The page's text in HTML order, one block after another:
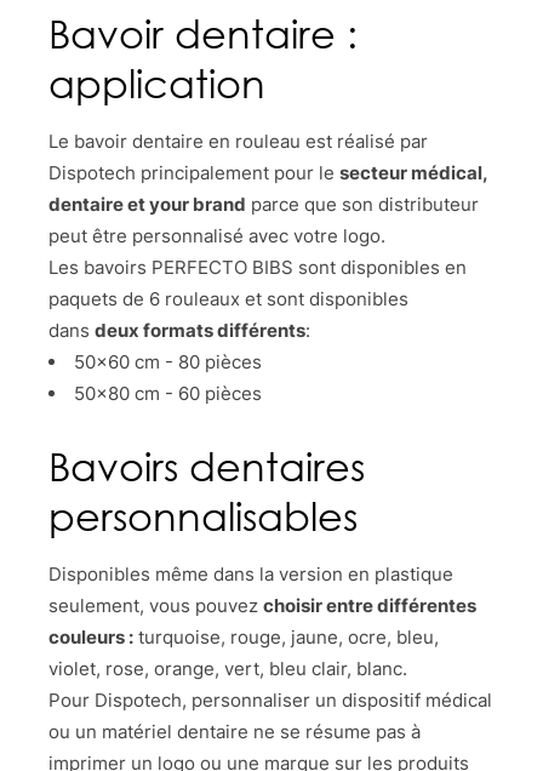
Bavoir dentaire :
application
Le bavoir dentaire en rouleau est réalisé par
Dispotech principalement pour le secteur médical,
dentaire etyour brand parce que son distributeur
peut être personnalisé avec votre logo.
Les bavoirs PERFECTO BIBS sont disponibles en
paquets de 6 rouleaux et sont disponibles
dans deux formats différents:
50x60 cm - 80 pièces
50x80 cm - 60 pièces
Bavoirs dentaires
personnalisables
Disponibles même dans la version en plastique
seulement, vous pouvez choisir entre différentes
couleurs : turquoise, rouge, jaune, ocre, bleu,
violet, rose, orange, vert, bleu clair, blanc.
Pour Dispotech, personnaliser un dispositif médical
ou un matériel dentaire ne se résume pas à
imprimer un logo ou une marque sur les produits